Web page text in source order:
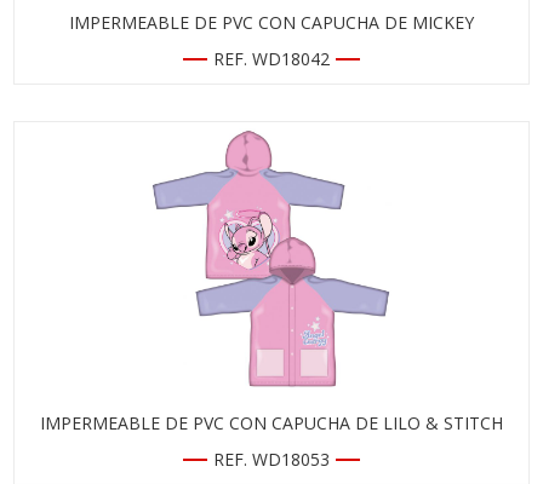
IMPERMEABLE DE PVC CON CAPUCHA DE MICKEY
REF. WD18042
IMPERMEABLE DE PVC CON CAPUCHA DE LILO & STITCH
REF. WD18053